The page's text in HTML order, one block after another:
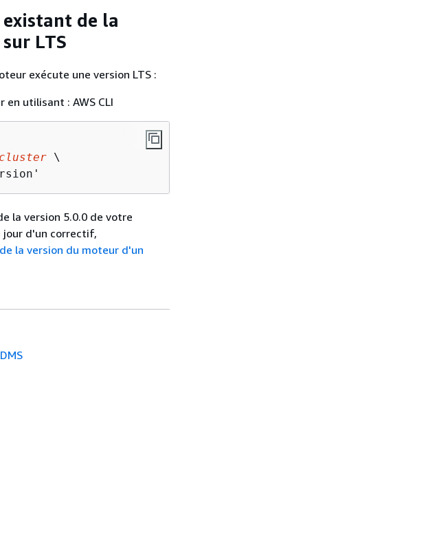
de la
LTS
exécute une version LTS :
utilisant : AWS CLI
\
la version 5.0.0 de votre
jour d'un correctif,
la version du moteur d'un